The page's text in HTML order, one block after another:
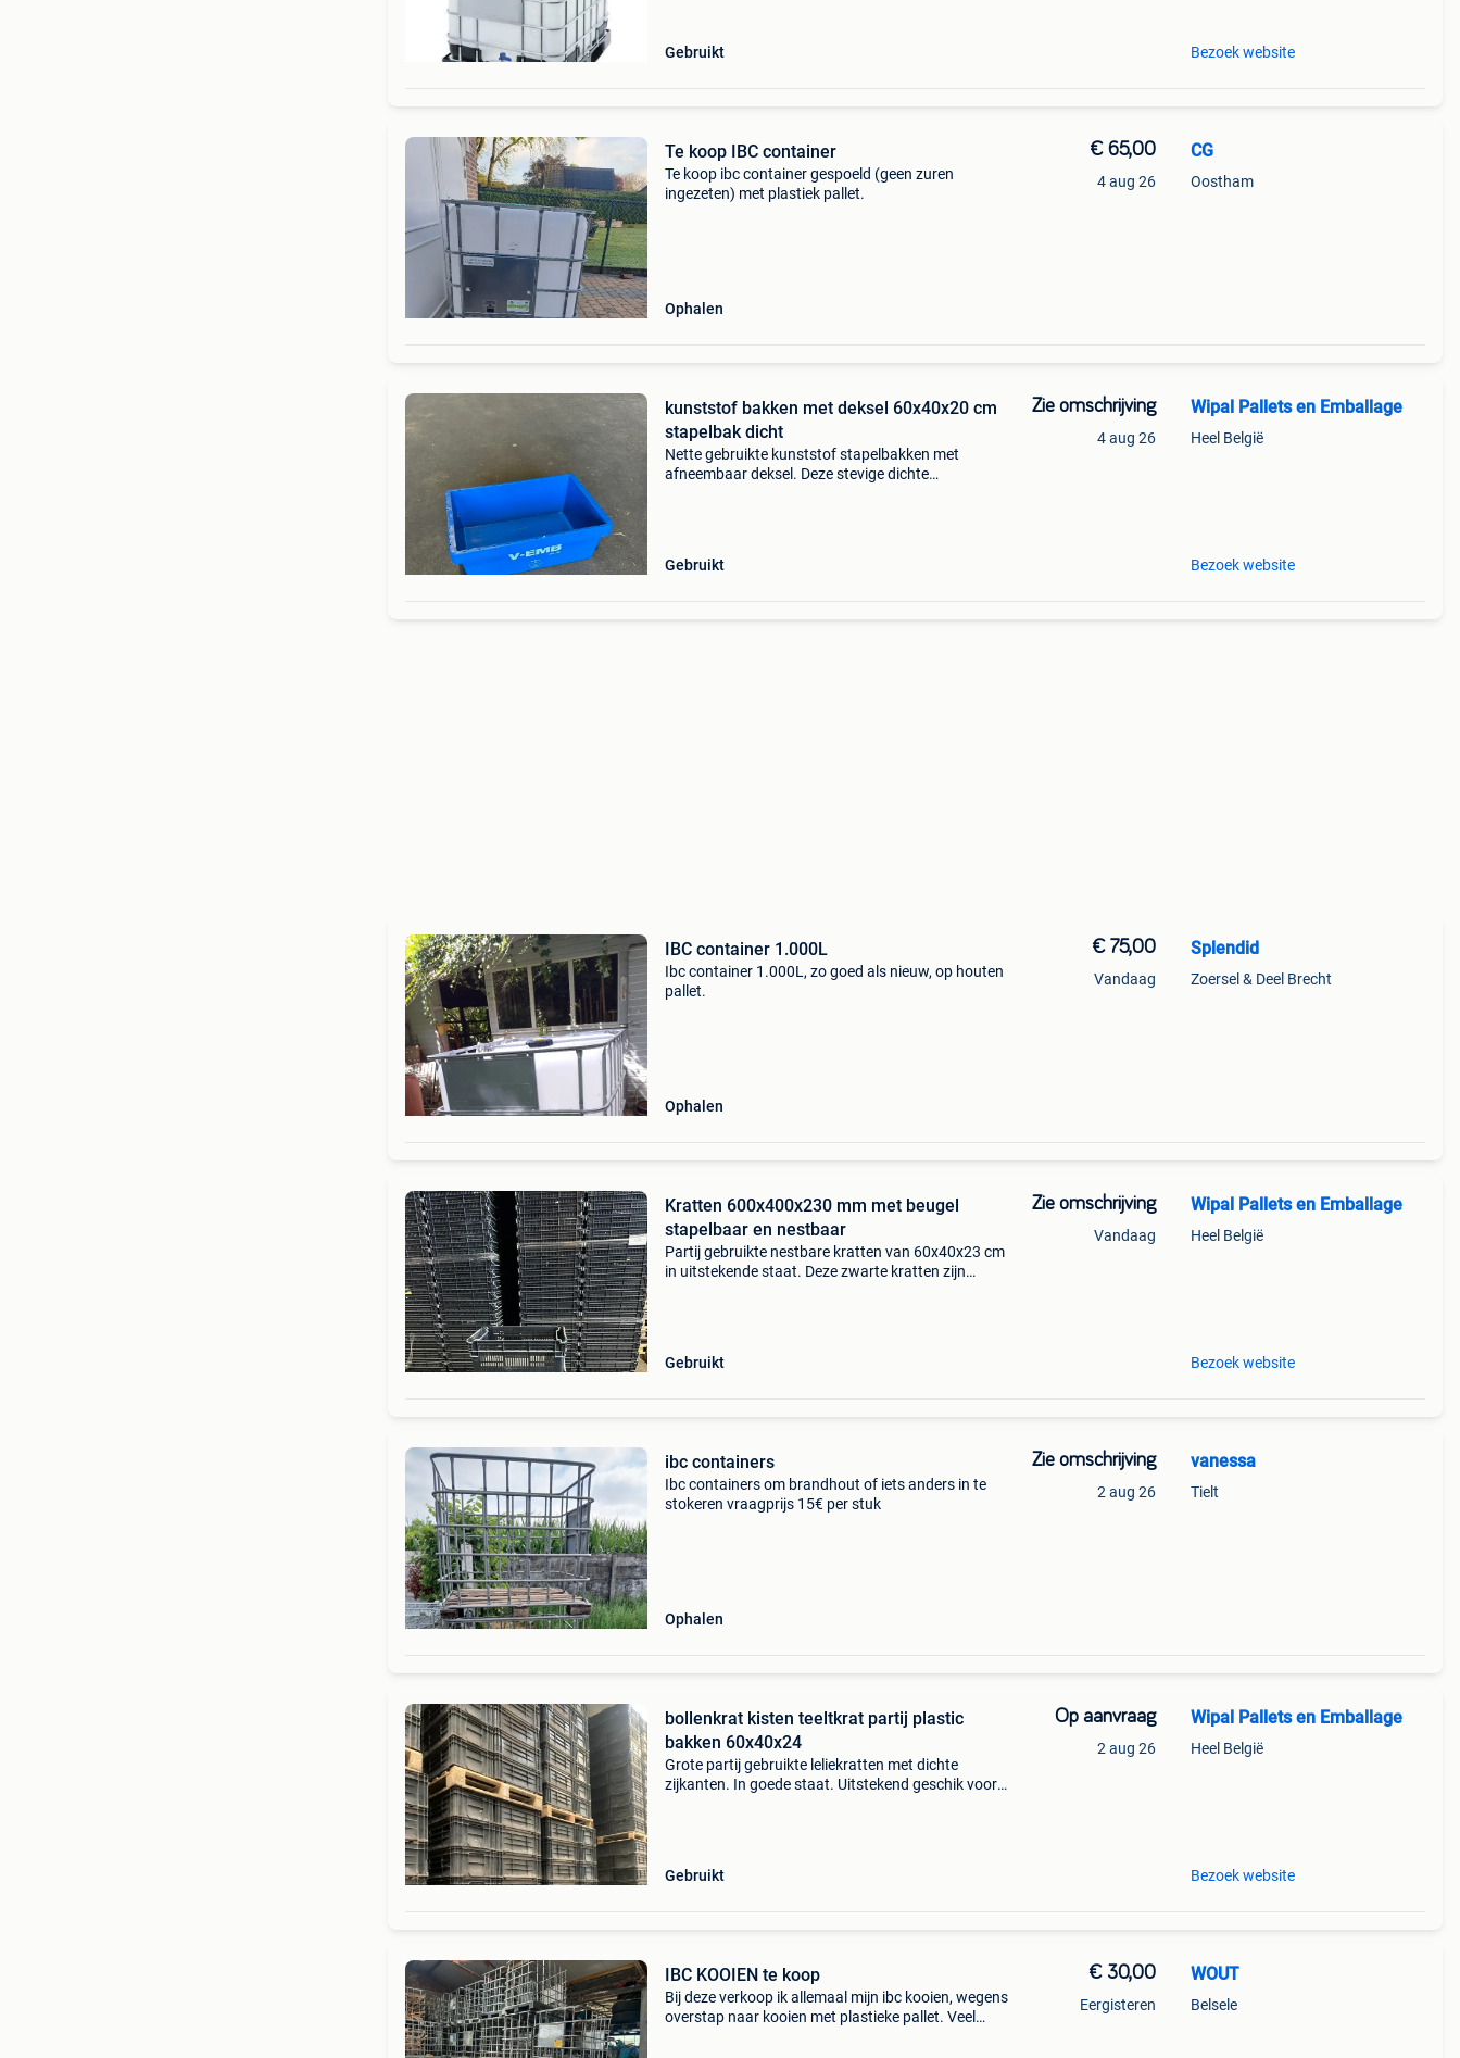
Gebruikt
Bezoek website
Te koop IBC container
Te koop ibc container gespoeld (geen zuren
ingezeten) met plastiek pallet.
Ophalen
€ 65,00
4 aug 26
CG
Oostham
kunststof bakken met deksel 60x40x20 cm
stapelbak dicht
Nette gebruikte kunststof stapelbakken met
afneembaar deksel. Deze stevige dichte
Gebruikt
Zie omschrijving
4 aug 26
Wipal Pallets en Emballage
Heel België
Bezoek website
IBC container 1.000L
Ibc container 1.000L, zo goed als nieuw, op houten
pallet.
Ophalen
€ 75,00
Vandaag
Splendid
Zoersel & Deel Brecht
Kratten 600x400x230 mm met beugel
stapelbaar en nestbaar
Partij gebruikte nestbare kratten van 60x40x23 cm
in uitstekende staat. Deze zwarte kratten zijn
Gebruikt
Zie omschrijving
Vandaag
Wipal Pallets en Emballage
Heel België
Bezoek website
ibc containers
Ibc containers om brandhout of iets anders in te
stokeren vraagprijs 15€ per stuk
Ophalen
Zie omschrijving
2 aug 26
vanessa
Tielt
bollenkrat kisten teeltkrat partij plastic
bakken 60x40x24
Grote partij gebruikte leliekratten met dichte
zijkanten. In goede staat. Uitstekend geschik voor
Gebruikt
Op aanvraag
2 aug 26
Wipal Pallets en Emballage
Heel België
Bezoek website
IBC KOOIEN te koop
Bij deze verkoop ik allemaal mijn ibc kooien, wegens
overstap naar kooien met plastieke pallet. Veel
€ 30,00
Eergisteren
WOUT
Belsele